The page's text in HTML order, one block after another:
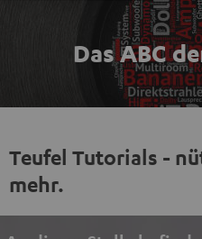
Das ABC
Teufel Tutorials -
mehr.